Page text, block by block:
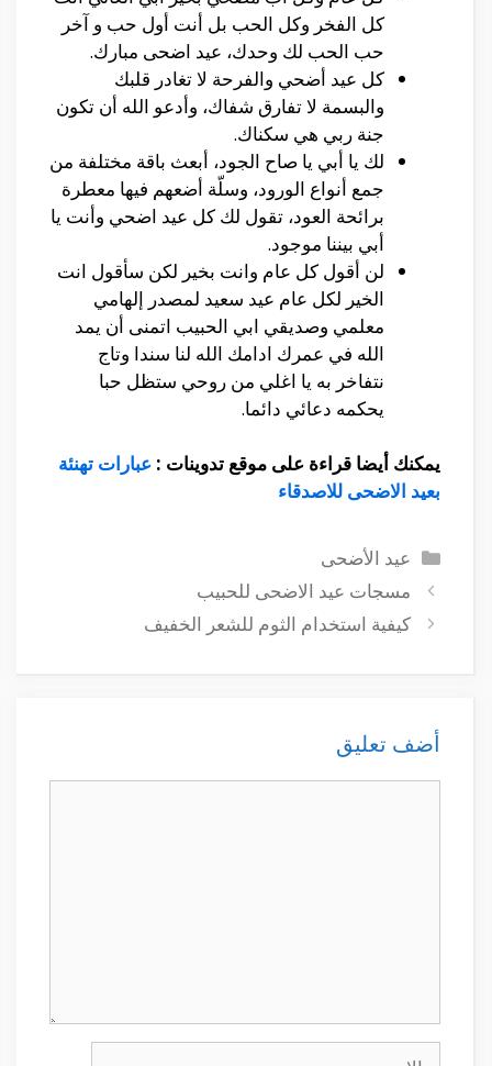
كل الفخر وكل الحب بل أنت أول حب و آخر
حب الحب لك وحدك، عيد اضحى مبارك.
كل عيد أضحي والفرحة لا تغادر قلبك
والبسمة لا تفارق شفاك، وأدعو الله أن تكون
جنة ربي هي سكناك.
لك يا أبي يا صاح الجود، أبعث باقة مختلفة من
جمع أنواع الورود، وسلّة أضعهم فيها معطرة
برائحة العود، تقول لك كل عيد اضحي وأنت يا
أبي بيننا موجود.
لن أقول كل عام وانت بخير لكن سأقول انت
الخير لكل عام عيد سعيد لمصدر إلهامي
معلمي وصديقي ابي الحبيب اتمنى أن يمد
الله في عمرك ادامك الله لنا سندا وتاج
نتفاخر به يا اغلي من روحي ستظل حبا
يحكمه دعائي دائما.
يمكنك أيضا قراءة على موقع تدوينات : عبارات تهنئة
بعيد الاضحى للاصدقاء
التصنيفات
عيد الأضحى
مسجات عيد الاضحى للحبيب
كيفية استخدام الثوم للشعر الخفيف
أضف تعليق
الاسم